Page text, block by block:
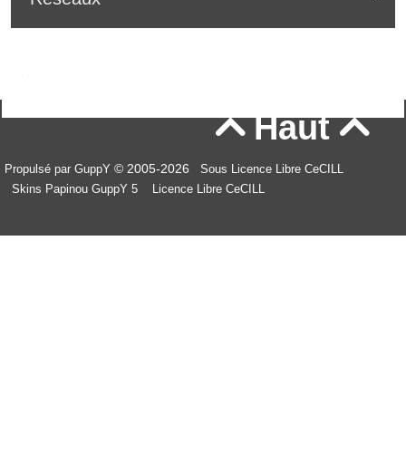
Haut
Propulsé par GuppY © 2005-2026
Sous Licence Libre CeCILL
Skins Papinou GuppY 5
Licence Libre CeCILL